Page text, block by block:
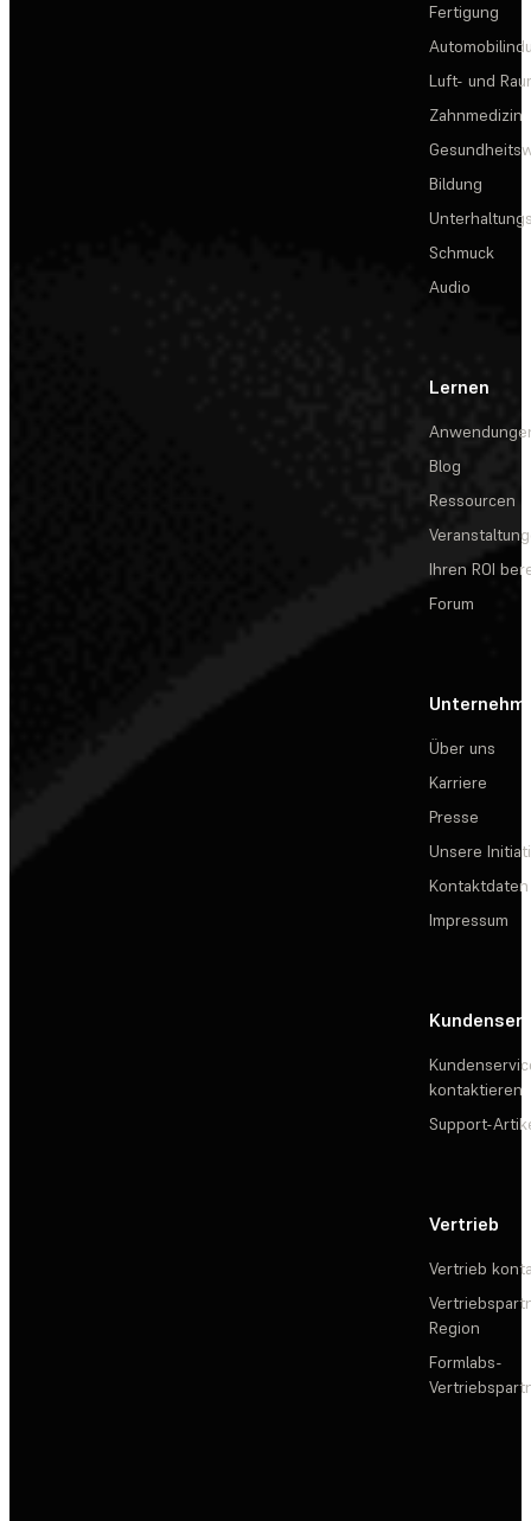
Fertigung
Luft- und
Zahnmedizin
Bildung
Schmuck
Audio
Lernen
Blog
Ressourcen
Ihren ROI
Forum
Über uns
Karriere
Presse
Unsere
Kontaktdaten
Impressum
kontaktieren
Support-
Vertrieb
Vertrieb
Region
Formlabs-